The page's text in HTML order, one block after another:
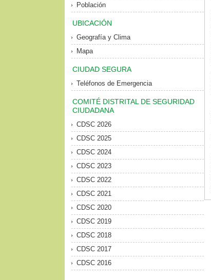
Población
UBICACIÓN
Geografía y Clima
Mapa
CIUDAD SEGURA
Teléfonos de Emergencia
COMITÉ DISTRITAL DE SEGURIDAD
CIUDADANA
CDSC 2026
CDSC 2025
CDSC 2024
CDSC 2023
CDSC 2022
CDSC 2021
CDSC 2020
CDSC 2019
CDSC 2018
CDSC 2017
CDSC 2016